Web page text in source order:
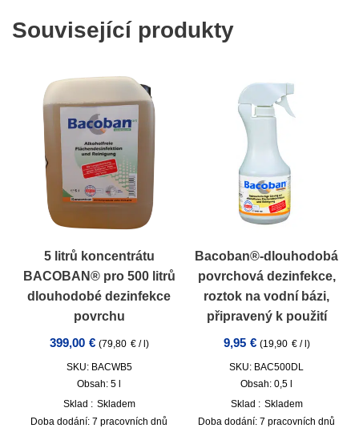
Související produkty
5 litrů koncentrátu
BACOBAN® pro 500 litrů
dlouhodobé dezinfekce
povrchu
399,00 € (79,80 €/ )
SKU: BACWB5
Obsah: 5 l
Sklad : Skladem
Doba dodání: 7 pracovních dnů
Bacoban®-dlouhodobá
povrchová dezinfekce,
roztok na vodní bázi,
připravený k použití
9,95 € (19,90 €/ )
SKU: BAC500DL
Obsah: 0,5 l
Sklad : Skladem
Doba dodání: 7 pracovních dnů